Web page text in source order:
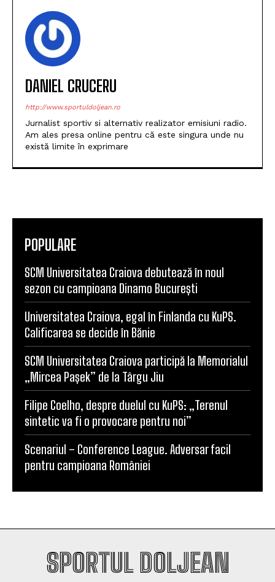
DANIEL CRUCERU
http://www.sportuldoljean.ro
Jurnalist sportiv si alternativ realizator emisiuni radio.
Am ales presa online pentru că este singura unde nu
există limite în exprimare
POPULARE
SCM Universitatea Craiova debutează în noul
sezon cu campioana Dinamo București
Universitatea Craiova, egal în Finlanda cu KuPS.
Calificarea se decide în Bănie
SCM Universitatea Craiova participă la Memorialul
„Mircea Pașek” de la Târgu Jiu
Filipe Coelho, despre duelul cu KuPS: „Terenul
sintetic va fi o provocare pentru noi”
Scenariul – Conference League. Adversar facil
pentru campioana României
SPORTUL DOLJEAN